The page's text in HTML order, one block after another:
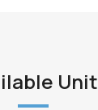
Unit